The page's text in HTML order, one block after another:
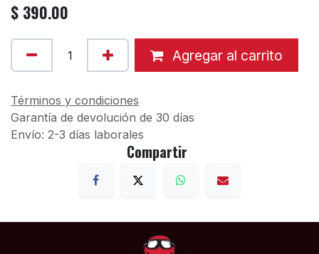
$ 390.00
Agregar al carrito
Términos y condiciones
Garantía de devolución de 30 días
Envío: 2-3 días laborales
Compartir